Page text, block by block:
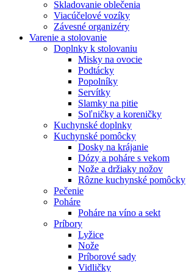
Skladovanie oblečenia
Viacúčelové vozíky
Závesné organizéry
Varenie a stolovanie
Doplnky k stolovaniu
Misky na ovocie
Podtácky
Popolníky
Servítky
Slamky na pitie
Soľničky a koreničky
Kuchynské doplnky
Kuchynské pomôcky
Dosky na krájanie
Dózy a poháre s vekom
Nože a držiaky nožov
Rôzne kuchynské pomôcky
Pečenie
Poháre
Poháre na víno a sekt
Príbory
Lyžice
Nože
Príborové sady
Vidličky